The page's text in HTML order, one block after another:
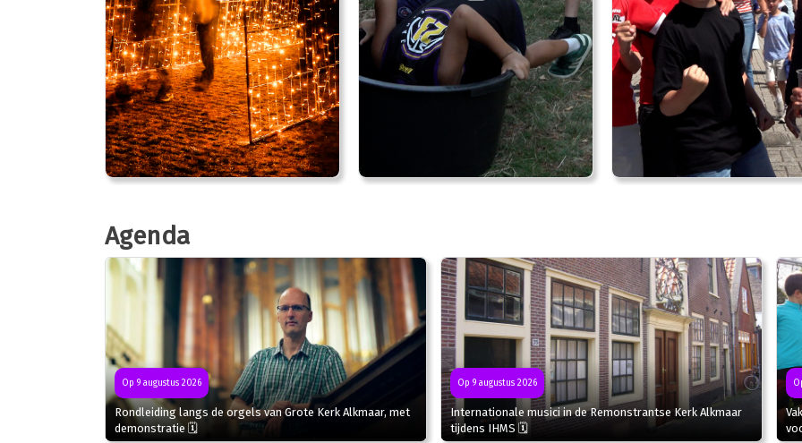
Agenda
Op 9 augustus 2026
Rondleiding langs de orgels van Grote Kerk Alkmaar, met
demonstratie 🗓
Op 9 augustus 2026
Internationale musici in de Remonstrantse Kerk Alkmaar
tijdens IHMS 🗓